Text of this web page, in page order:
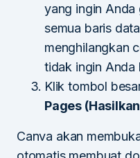
yang ingin
semua baris
menghilangkan
tidak ingin Anda
Klik tombol
Pages
Canva akan